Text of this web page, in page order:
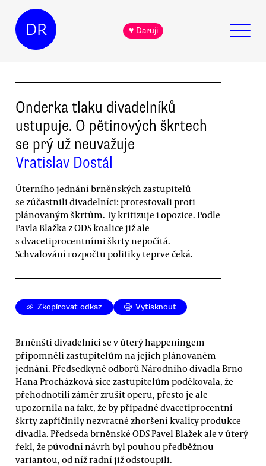
DR ♥ Daruji
Onderka tlaku divadelníků
ustupuje. O pětinových škrtech
se prý už neuvažuje
Vratislav Dostál
Úterního jednání brněnských zastupitelů
se zúčastnili divadelníci: protestovali proti
plánovaným škrtům. Ty kritizuje i opozice. Podle
Pavla Blažka z ODS koalice již ale
s dvacetiprocentními škrty nepočítá.
Schvalování rozpočtu politiky teprve čeká.
Zkopírovat odkaz Vytisknout
Brněnští divadelníci se v úterý happeningem
připomněli zastupitelům na jejich plánovaném
jednání. Předsedkyně odborů Národního divadla Brno
Hana Procházková sice zastupitelům poděkovala, že
přehodnotili záměr zrušit operu, přesto je ale
upozornila na fakt, že by případné dvacetiprocentní
škrty zapříčinily nezvratné zhoršení kvality produkce
divadla. Předseda brněnské ODS Pavel Blažek ale v úterý
řekl, že původní návrh byl pouhou předběžnou
variantou, od níž radní již odstoupili.